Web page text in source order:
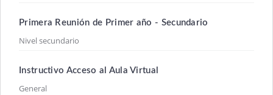
Primera Reunión de Primer año - Secundario
Nivel secundario
Instructivo Acceso al Aula Virtual
General